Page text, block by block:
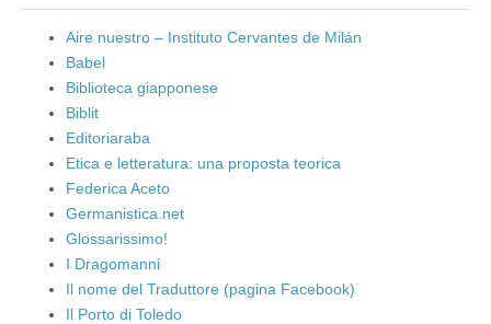
Aire nuestro – Instituto Cervantes de Milán
Babel
Biblioteca giapponese
Biblit
Editoriaraba
Etica e letteratura: una proposta teorica
Federica Aceto
Germanistica.net
Glossarissimo!
I Dragomanni
Il nome del Traduttore (pagina Facebook)
Il Porto di Toledo